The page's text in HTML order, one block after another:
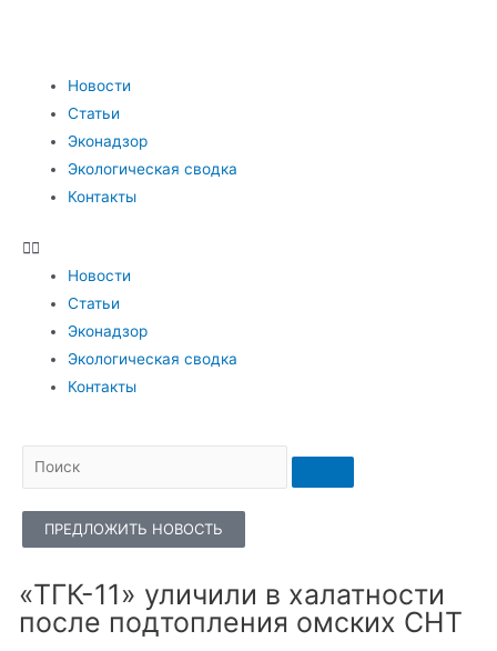
Новости
Статьи
Эконадзор
Экологическая сводка
Контакты
Новости
Статьи
Эконадзор
Экологическая сводка
Контакты
ПРЕДЛОЖИТЬ НОВОСТЬ
«ТГК-11» уличили в халатности
после подтопления омских СНТ